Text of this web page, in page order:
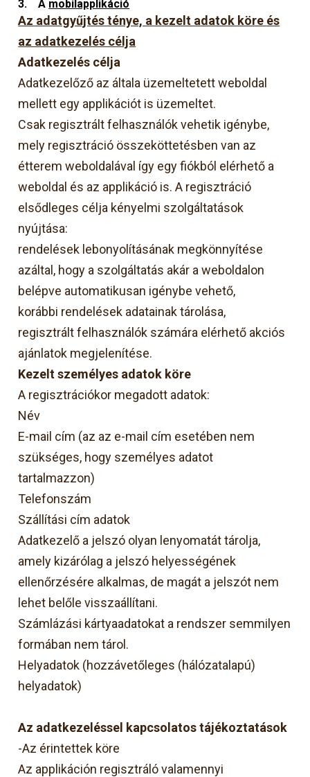
3.A mobilapplikáció
Az adatgyűjtés ténye, a kezelt adatok köre és
az adatkezelés célja
Adatkezelés célja
Adatkezelőző az általa üzemeltetett weboldal
mellett egy applikációt is üzemeltet.
Csak regisztrált felhasználók vehetik igénybe,
mely regisztráció összeköttetésben van az
étterem weboldalával így egy fiókból elérhető a
weboldal és az applikáció is. A regisztráció
elsődleges célja kényelmi szolgáltatások
nyújtása:
rendelések lebonyolításának megkönnyítése
azáltal, hogy a szolgáltatás akár a weboldalon
belépve automatikusan igénybe vehető,
korábbi rendelések adatainak tárolása,
regisztrált felhasználók számára elérhető akciós
ajánlatok megjelenítése.
Kezelt személyes adatok köre
A regisztrációkor megadott adatok:
Név
E-mail cím (az az e-mail cím esetében nem
szükséges, hogy személyes adatot
tartalmazzon)
Telefonszám
Szállítási cím adatok
Adatkezelő a jelszó olyan lenyomatát tárolja,
amely kizárólag a jelszó helyességének
ellenőrzésére alkalmas, de magát a jelszót nem
lehet belőle visszaállítani.
Számlázási kártyaadatokat a rendszer semmilyen
formában nem tárol.
Helyadatok (hozzávetőleges (hálózatalapú)
helyadatok)
Az adatkezeléssel kapcsolatos tájékoztatások
-Az érintettek köre
Az applikáción regisztráló valamennyi